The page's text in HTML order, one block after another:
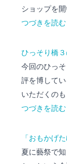
ショップを
つづきを読
ひっそり橋
今回のひっ
評を博して
いただくの
つづきを読
「おもかげ
夏に藝祭で